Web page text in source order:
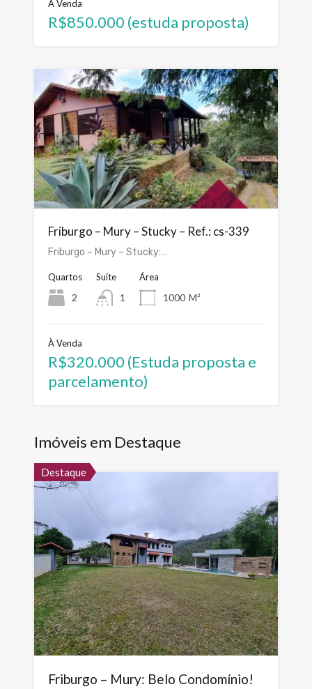
À Venda
R$850.000 (estuda proposta)
Friburgo – Mury – Stucky – Ref.: cs-339
Friburgo – Mury – Stucky:…
Quartos
2
Suíte
1
Área
1000 M²
À Venda
R$320.000 (Estuda proposta e
parcelamento)
Imóveis em Destaque
Destaque
Friburgo – Mury: Belo Condomínio!